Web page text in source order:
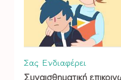
Σας Ενδιαφέρει
Συναισθηματική